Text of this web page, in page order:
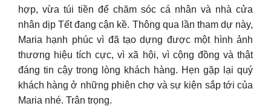
hợp, vừa túi tiền để chăm sóc cá nhân và nhà cửa
nhân dịp Tết đang cận kề. Thông qua lần tham dự này,
Maria hạnh phúc vì đã tạo dựng được một hình ảnh
thương hiệu tích cực, vì xã hội, vì cộng đồng và thật
đáng tin cậy trong lòng khách hàng. Hẹn gặp lại quý
khách hàng ở những phiên chợ và sự kiện sắp tới của
Maria nhé. Trân trọng.